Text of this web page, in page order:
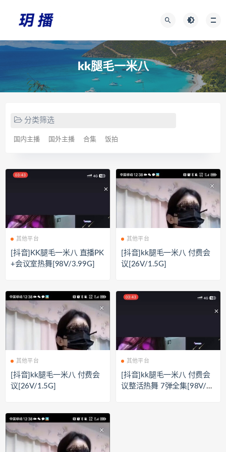
kk腿毛一米八
分类筛选
国内主播 国外主播 合集 饭拍
其他平台
[抖音]KK腿毛一米八 直播PK
+会议室热舞[98V/3.99G]
其他平台
[抖音]kk腿毛一米八 付费会
议[26V/1.5G]
其他平台
[抖音]kk腿毛一米八 付费会
议[26V/1.5G]
其他平台
[抖音]kk腿毛一米八 付费会
议整活热舞 7弹全集[98V/4.